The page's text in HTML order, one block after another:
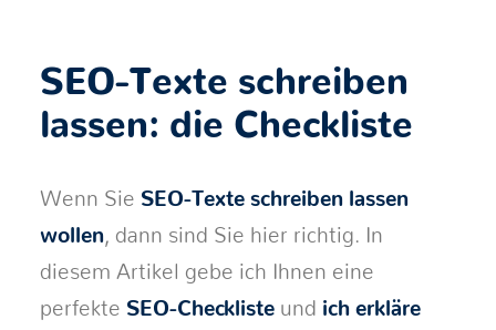
SEO-Texte schreiben
lassen: die Checkliste
Wenn Sie SEO-Texte schreiben lassen
wollen, dann sind Sie hier richtig. In
diesem Artikel gebe ich Ihnen eine
perfekte SEO-Checkliste und ich erkläre